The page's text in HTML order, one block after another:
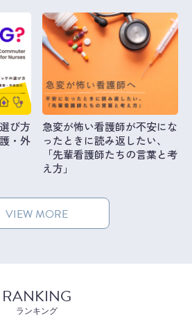
び方
・外
急変が怖い看護師が不安にな
ったときに読み返したい、
「先輩看護師たちの言葉と考
え方」
VIEW MORE
RANKING
ランキング